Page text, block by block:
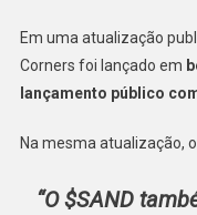
Em uma atualização
Corners foi lançado em
lançamento público
Na mesma atualização,
“O $SAND